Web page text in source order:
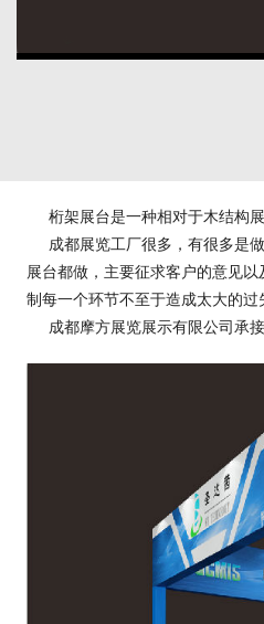
桁架展台是一种相对于木结构展
成都展览工厂很多，有很多是做
展台都做，主要征求客户的意见
制每一个环节不至于造成太大的过
成都摩方展览展示有限公司承